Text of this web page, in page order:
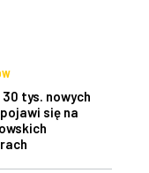
30 tys. nowych
się na